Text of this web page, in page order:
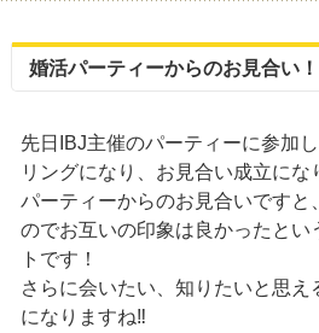
婚活パーティーからのお見合い！
先日IBJ主催のパーティーに参加
リングになり、お見合い成立にな
パーティーからのお見合いですと
のでお互いの印象は良かったとい
トです！
さらに会いたい、知りたいと思え
になりますね‼️